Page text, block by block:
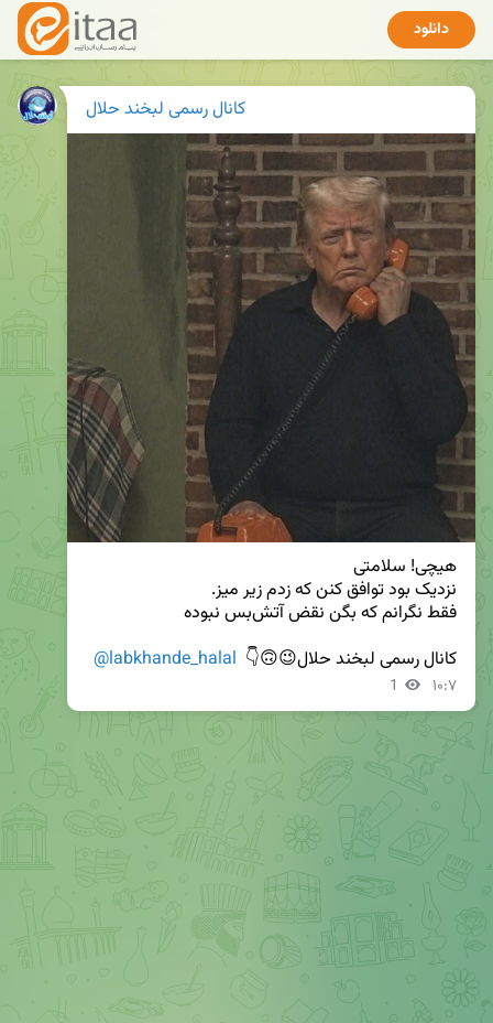
دانلود